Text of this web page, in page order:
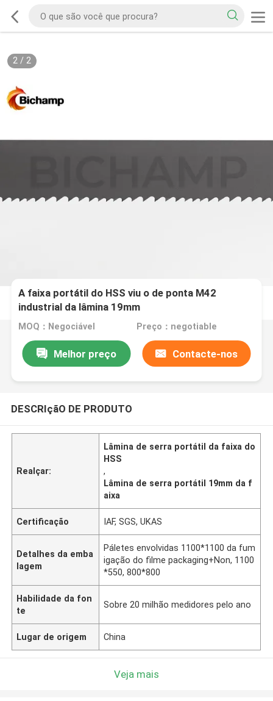
2/ 2
A faixa portátil do HSS viu o de ponta M42
industrial da lâmina 19mm
MOQ：Negociável Preço：negotiable
Melhor preço Contacte-nos
DESCRIçãO DE PRODUTO
Realçar:
Lâmina de serra portátil da faixa do
HSS
,
Lâmina de serra portátil 19mm da f
aixa
Certificação IAF, SGS, UKAS
Detalhes da emba
lagem
Páletes envolvidas 1100*1100 da fum
igação do filme packaging+Non, 1100
*550, 800*800
Habilidade da fon
te
Sobre 20 milhão medidores pelo ano
Lugar de origem China
Veja mais